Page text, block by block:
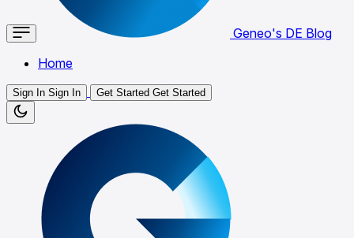
Geneo's DE Blog
Home
Sign In Sign In Get Started Get Started